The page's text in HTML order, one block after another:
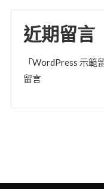
近期留言
「WordPress 示範
留言